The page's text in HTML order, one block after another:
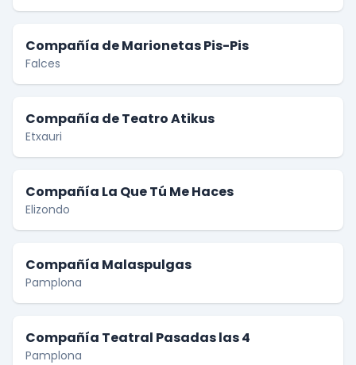
Compañía de Marionetas Pis-Pis
Falces
Compañía de Teatro Atikus
Etxauri
Compañía La Que Tú Me Haces
Elizondo
Compañía Malaspulgas
Pamplona
Compañía Teatral Pasadas las 4
Pamplona